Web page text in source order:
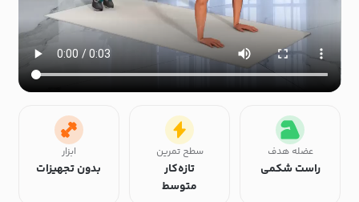
عضله هدف
راست شکمی
سطح تمرین
تازه‌کار
متوسط
ابزار
بدون تجهیزات